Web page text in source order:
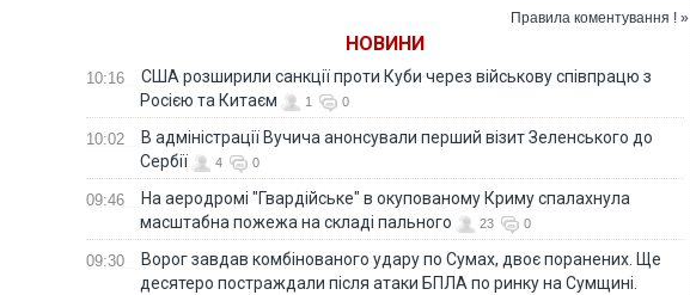
Правила коментування ! »
НОВИНИ
10:16
США розширили санкції проти Куби через військову співпрацю з
Росією та Китаєм
1 0
10:02
В адміністрації Вучича анонсували перший візит Зеленського до
Сербії
4 0
09:46
На аеродромі "Гвардійське" в окупованому Криму спалахнула
масштабна пожежа на складі пального
23 0
09:30
Ворог завдав комбінованого удару по Сумах, двоє поранених. Ще
десятеро постраждали після атаки БПЛА по ринку на Сумщині.